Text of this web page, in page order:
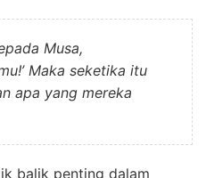
Musa,
Maka seketika itu
apa yang mereka
balik penting dalam